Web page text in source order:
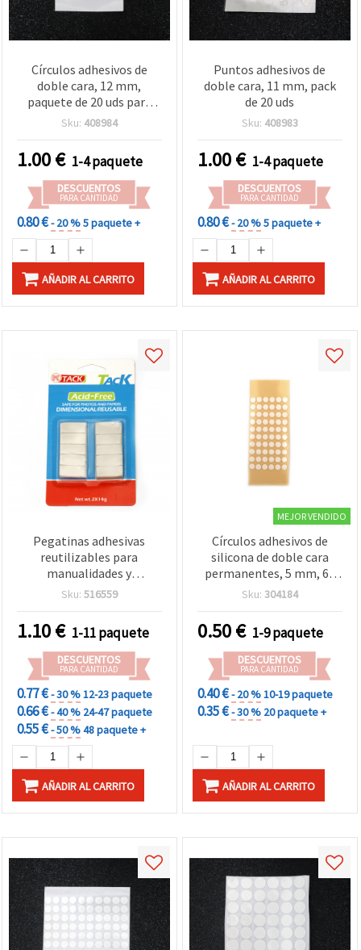
Círculos adhesivos de
doble cara, 12 mm,
paquete de 20 uds para
manualidades y
Sku: 408984
1.00€ 1-4 paquete
DESCUENTOS
PARA CANTIDAD
0.80 €- 20 %5 paquete +
AÑADIR AL CARRITO
Puntos adhesivos de
doble cara, 11 mm, pack
de 20 uds
Sku: 408983
1.00€ 1-4 paquete
DESCUENTOS
PARA CANTIDAD
0.80 €- 20 %5 paquete +
AÑADIR AL CARRITO
Pegatinas adhesivas
reutilizables para
manualidades y
scrapbooking — 2x14 g
Sku: 516559
1.10€ 1-11 paquete
DESCUENTOS
PARA CANTIDAD
0.77 €- 30 %12-23 paquete
0.66 €- 40 % 24-47 paquete
0.55 €- 50 %48 paquete +
AÑADIR AL CARRITO
MEJOR VENDIDO
Círculos adhesivos de
silicona de doble cara
permanentes, 5 mm, 60
uds – 1 hoja, para
scrapbooking
Sku: 304184
0.50€ 1-9 paquete
DESCUENTOS
PARA CANTIDAD
0.40 €- 20 %10-19 paquete
0.35 €- 30 % 20 paquete +
AÑADIR AL CARRITO